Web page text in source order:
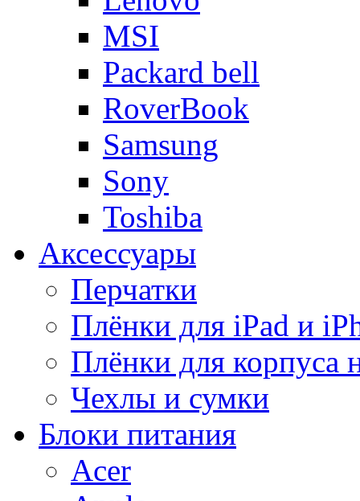
MSI
Packard bell
RoverBook
Samsung
Sony
Toshiba
Аксессуары
Перчатки
Плёнки для iPad и
Плёнки для корпуса
Чехлы и сумки
Блоки питания
Acer